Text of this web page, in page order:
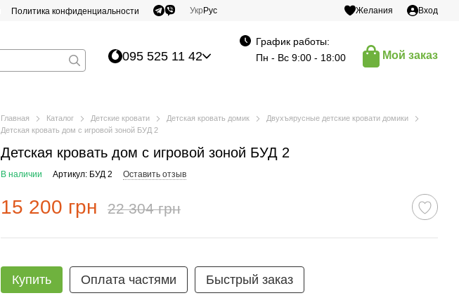
Политика конфиденциальности Укр Рус Желания Вход
095 525 11 42
График работы:
Пн - Вс 9:00 - 18:00
Мой заказ
Главная Каталог Детские кровати Детская кровать домик
Двухъярусные детские кровати домики
Детская кровать дом с игровой зоной БУД 2
Детская кровать дом с игровой зоной БУД 2
В наличии Артикул: БУД 2 Оставить отзыв
15 200 грн 22 304 грн
Купить Оплата частями Быстрый заказ